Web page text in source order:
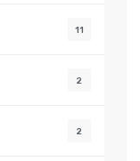
11
2
2